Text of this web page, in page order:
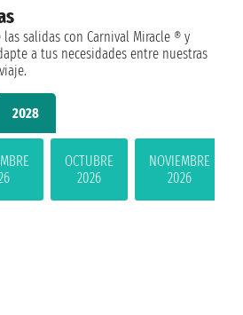
salidas con Carnival Miracle ® y
a tus necesidades entre nuestras
2028
OCTUBRE
2026
NOVIEMBRE
2026